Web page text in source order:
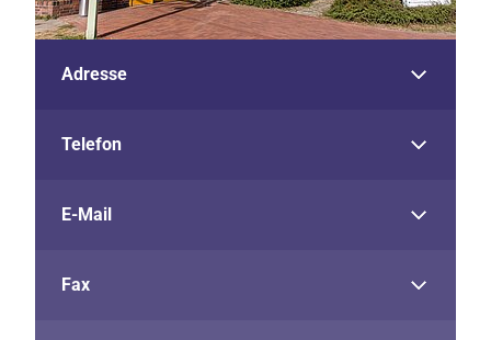
Adresse
Telefon
E-Mail
Fax